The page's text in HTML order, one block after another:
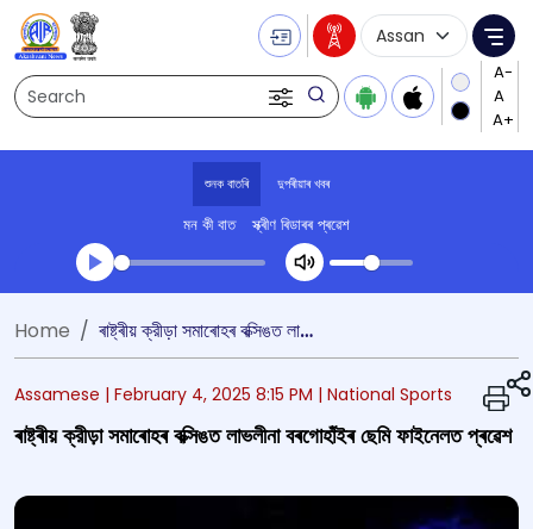
Search
Language
শুনক বাতৰি দুপৰীয়াৰ খবৰ
মন কী বাত স্ক্ৰীণ ৰিডাৰৰ প্ৰৱেশ
Transcript summary
খেলা অডিঅ' দুপৰীয়াৰ খবৰ
Home ৰাষ্ট্ৰীয় ক্রীড়া সমাৰোহৰ বক্সিঙত লাভলীনা বৰগোহাঁইৰ ছেমি ফাইনেলত প্ৰৱেশ
Assamese | February 4, 2025 8:15 PM | National Sports
ৰাষ্ট্ৰীয় ক্রীড়া সমাৰোহৰ বক্সিঙত লাভলীনা বৰগোহাঁইৰ ছেমি ফাইনেলত প্ৰৱেশ